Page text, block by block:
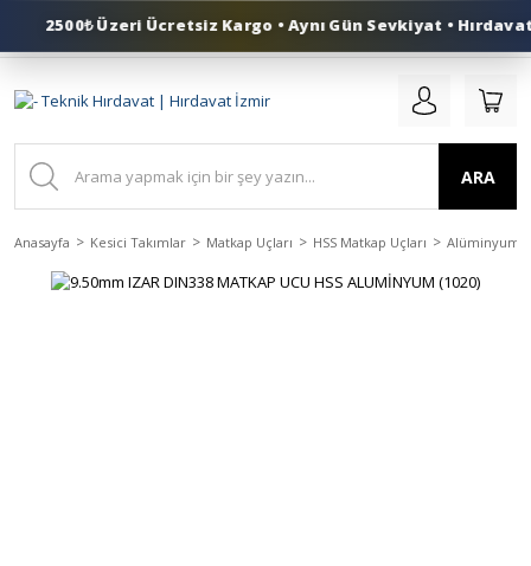
0 (553) 324 41 50
ARA
Anasayfa Kesici Takımlar Matkap Uçları HSS Matkap Uçları Alüminyum
2500₺ Üzeri Ücretsiz Kargo • Aynı Gün Sevkiyat •